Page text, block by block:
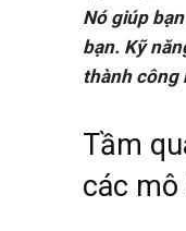
Nó giúp
bạn. Kỹ
thành công
Tầm
các mô